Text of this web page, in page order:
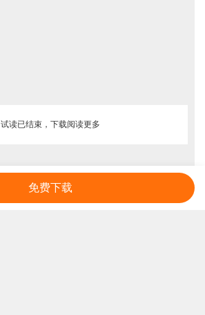
试读已结束，下载阅读更多
免费下载